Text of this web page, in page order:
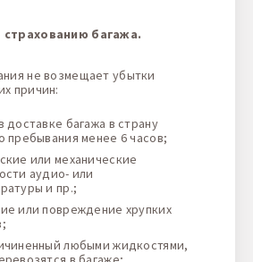
страхованию багажа.
не возмещает убытки
причин:
доставке багажа в страну
пребывания менее 6 часов;
или механические
аудио- или
и пр.;
или повреждение хрупких
любыми жидкостями,